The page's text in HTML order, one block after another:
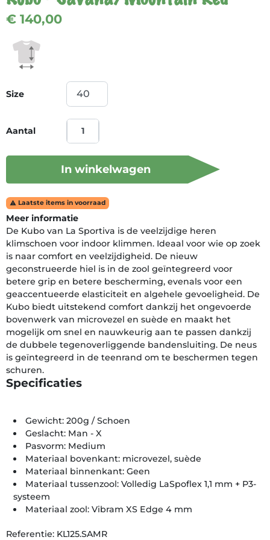
€ 140,00
Size
Aantal
In winkelwagen
 Laatste items in voorraad
Meer informatie
De Kubo van La Sportiva is de veelzijdige heren
klimschoen voor indoor klimmen. Ideaal voor wie op zoek
is naar comfort en veelzijdigheid. De nieuw
geconstrueerde hiel is in de zool geïntegreerd voor
betere grip en betere bescherming, evenals voor een
geaccentueerde elasticiteit en algehele gevoeligheid. De
Kubo biedt uitstekend comfort dankzij het ongevoerde
bovenwerk van microvezel en suède en maakt het
mogelijk om snel en nauwkeurig aan te passen dankzij
de dubbele tegenoverliggende bandensluiting. De neus
is geïntegreerd in de teenrand om te beschermen tegen
schuren.
Specificaties
Gewicht: 200g / Schoen
Geslacht: Man - X
Pasvorm: Medium
Materiaal bovenkant: microvezel, suède
Materiaal binnenkant: Geen
Materiaal tussenzool: Volledig LaSpoflex 1,1 mm + P3-
systeem
Materiaal zool: Vibram XS Edge 4 mm
Referentie: KL125.SAMR